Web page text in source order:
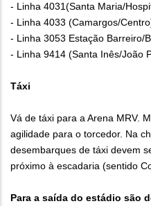
- Linha 4031(Santa Maria/
- Linha 4033 (Camargos/
- Linha 3053 Estação Barreiro/
- Linha 9414 (Santa Inês/João
Táxi
Vá de táxi para a Arena MRV.
agilidade para o torcedor. Na
desembarques de táxi devem
próximo à escadaria (sentido
Para a saída do estádio são